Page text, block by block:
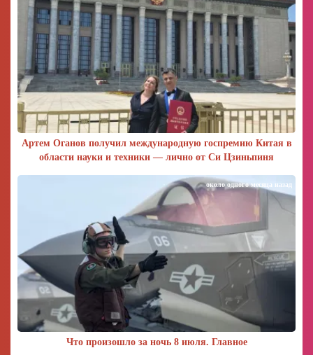
Артем Оганов получил международную госпремию Китая в
области науки и техники — лично от Си Цзиньпиня
Что произошло за ночь 8 июля. Главное
около одного месяца назад